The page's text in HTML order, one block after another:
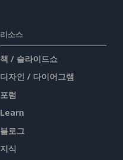
리소스
책 / 슬라이드쇼
디자인 / 다이어그램
포럼
Learn
블로그
지식